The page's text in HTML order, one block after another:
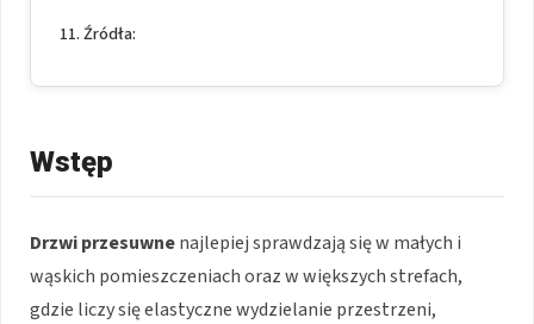
Źródła:
Wstęp
Drzwi przesuwnenajlepiej sprawdzają się w małych i
wąskich pomieszczeniach oraz w większych strefach,
gdzie liczy się elastyczne wydzielanie przestrzeni,